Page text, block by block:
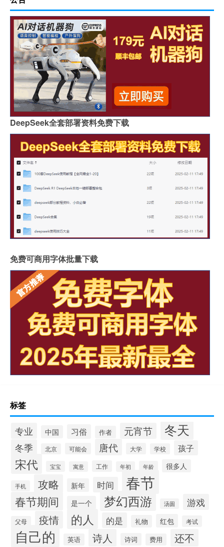
DeepSeek全套部署资料免费下载
免费可商用字体批量下载
标签
专业 中国 习俗 作者 元宵节 冬天
冬季 北京 可能会 唐代 大学 学校 孩子
宋代 宝宝 寓意 工作 年初 年龄 很多人
手机 攻略 新年 时间 春节
春节期间 是一个 梦幻西游 汤圆 游戏
父母 疫情 的人 的是 礼物 红包 考试
自己的 英语 诗人 诗词 费用 还不